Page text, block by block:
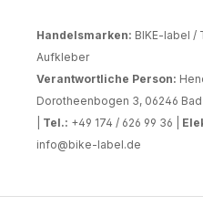
Handelsmarken: BIKE-label /
Aufkleber
Verantwortliche Person:
Dorotheenbogen 3, 06246
Tel.: +49 174 / 626 99 36 |
info@bike-label.de